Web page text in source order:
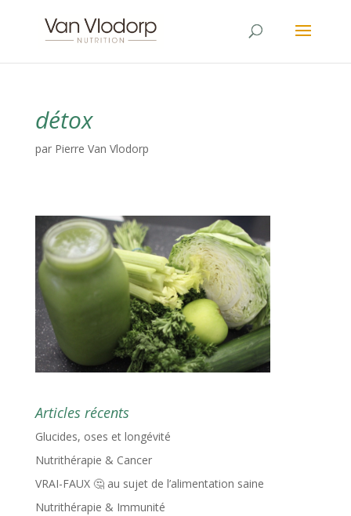
détox
par Pierre Van Vlodorp
Articles récents
Glucides, oses et longévité
Nutrithérapie & Cancer
VRAI-FAUX 🤔 au sujet de l’alimentation saine
Nutrithérapie & Immunité